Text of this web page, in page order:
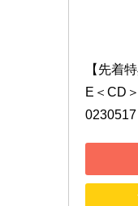
【先着
E＜CD
0230517